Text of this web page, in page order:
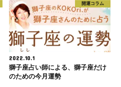
開運コラム
2022.10.1
獅子座占い師による、獅子座だけ
のための今月運勢